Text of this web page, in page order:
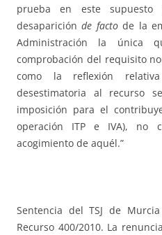
prueba en este
desapariciónde factode la
Administración la única
comprobación del requisito
como la reflexión
desestimatoria al recurso
imposición para el
operación ITP e IVA), no
acogimiento de aquél.”
Sentencia del TSJ de
Recurso 400/2010. La